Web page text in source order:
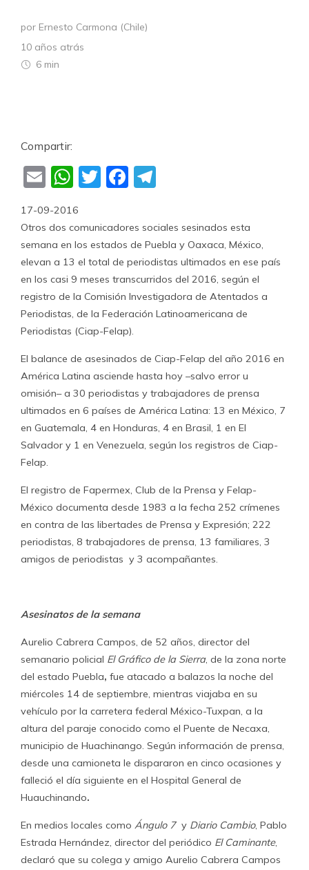
por Ernesto Carmona (Chile)
10 años atrás
6 min
Compartir:
EmailWhatsApp
TwitterFacebook
17-09-2016
Otros dos comunicadores sociales sesinados esta
semana en los estados de Puebla y Oaxaca, México,
elevan a 13 el total de periodistas ultimados en ese país
en los casi 9 meses transcurridos del 2016, según el
registro de la Comisión Investigadora de Atentados a
Periodistas, de la Federación Latinoamericana de
Periodistas (Ciap-Felap).
El balance de asesinados de Ciap-Felap del año 2016 en
América Latina asciende hasta hoy –salvo error u
omisión– a 30 periodistas y trabajadores de prensa
ultimados en 6 países de América Latina: 13 en México, 7
en Guatemala, 4 en Honduras, 4 en Brasil, 1 en El
Salvador y 1 en Venezuela, según los registros de Ciap-
Felap.
El registro de Fapermex, Club de la Prensa y Felap-
México documenta desde 1983 a la fecha 252 crímenes
en contra de las libertades de Prensa y Expresión; 222
periodistas, 8 trabajadores de prensa, 13 familiares, 3
amigos de periodistas y 3 acompañantes.
Asesinatos de la semana
Aurelio Cabrera Campos, de 52 años, director del
semanario policial El Gráfico de la Sierra, de la zona norte
del estado Puebla, fue atacado a balazos la noche del
miércoles 14 de septiembre, mientras viajaba en su
vehículo por la carretera federal México-Tuxpan, a la
altura del paraje conocido como el Puente de Necaxa,
municipio de Huachinango. Según información de prensa,
desde una camioneta le dispararon en cinco ocasiones y
falleció el día siguiente en el Hospital General de
Huauchinando.
En medios locales como Ángulo 7y Diario Cambio, Pablo
Estrada Hernández, director del periódico El Caminante,
declaró que su colega y amigo Aurelio Cabrera Campos